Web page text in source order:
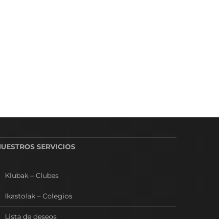
SERVICIOS
Klubak – Clubes
Ikastolak – Colegios
Lista de deseos